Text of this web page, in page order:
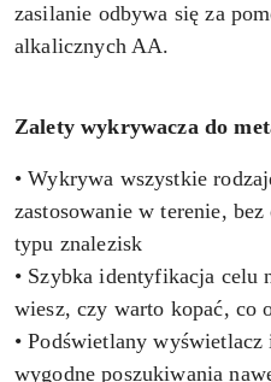
zasilanie odbywa się za
alkalicznych AA.
Zalety wykrywacza do
• Wykrywa wszystkie
zastosowanie w terenie,
typu znalezisk
• Szybka identyfikacja celu
wiesz, czy warto kopać, co
• Podświetlany
wygodne poszukiwania